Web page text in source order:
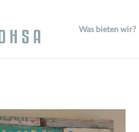
Was bieten wir?